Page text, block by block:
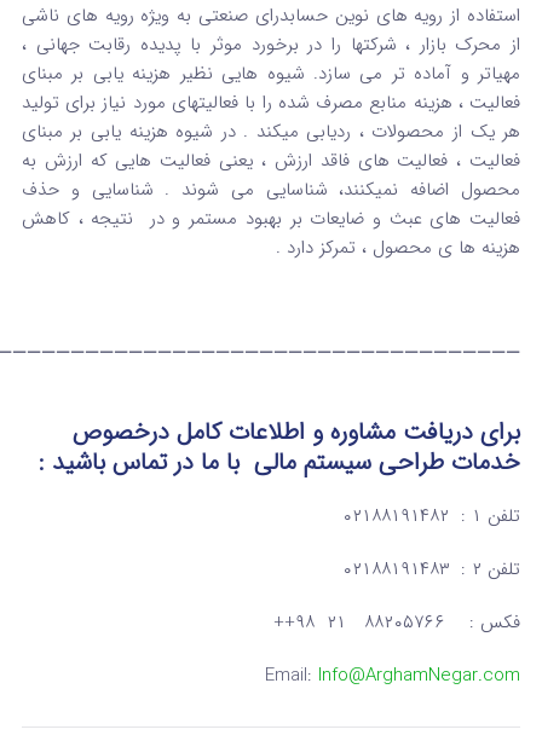
استفاده از رویه های نوین حسابدرای صنعتی به ویژه رویه های ناشی
از محرک بازار ، شرکتها را در برخورد موثر با پدیده رقابت جهانی ،
مهیاتر و آماده تر می سازد. شیوه هایی نظیر هزینه یابی بر مبنای
فعالیت ، هزینه منابع مصرف شده را با فعالیتهای مورد نیاز برای تولید
هر یک از محصولات ، ردیابی میکند . در شیوه هزینه یابی بر مبنای
فعالیت ، فعالیت های فاقد ارزش ، یعنی فعالیت هایی که ارزش به
محصول اضافه نمیکنند، شناسایی می شوند . شناسایی و حذف
فعالیت های عبث و ضایعات بر بهبود مستمر و در نتیجه ، کاهش
هزینه ها ی محصول ، تمرکز دارد .
برای دریافت مشاوره و اطلاعات کامل درخصوص
خدمات طراحی سیستم مالی با ما در تماسباشید :
تلفن ۱ : ۰۲۱۸۸۱۹۱۴۸۲
تلفن ۲ : ۰۲۱۸۸۱۹۱۴۸۳
فکس : ۸۸۲۰۵۷۶۶ ۲۱ ۹۸++
Email: Info@ArghamNegar.com